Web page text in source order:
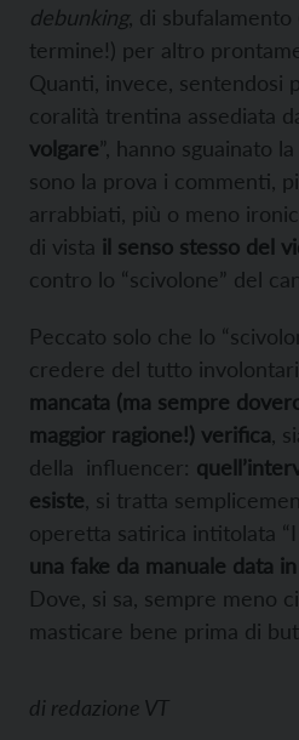
debunking , di
termine!) per altro
Quanti, invece, sentendosi
coralità trentina assediata
volgare”, hanno sguainato
sono la prova i commenti,
arrabbiati, più o meno
di vista il senso stesso del
contro lo “scivolone” del
Peccato solo che lo
credere del tutto
mancata (ma sempre
maggior ragione!) verifica ,
della influencer:
esiste , si tratta
operetta satirica intitolata “I
una fake da manuale data
Dove, si sa, sempre meno
masticare bene prima di
di redazione VT